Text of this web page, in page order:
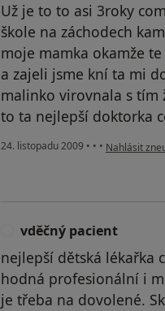
Už je to to asi 3roky
škole na záchodech
moje mamka okamže
a zajeli jsme kní ta mi
malinko virovnala s tím
to ta nejlepší doktorka
24. listopadu 2009 • • • podle názoru
Nahlásit
vděčný pacient
nejlepší dětská lékařka
hodná profesionální i
je třeba na dovolené.